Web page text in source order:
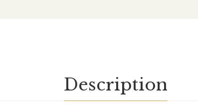
Description